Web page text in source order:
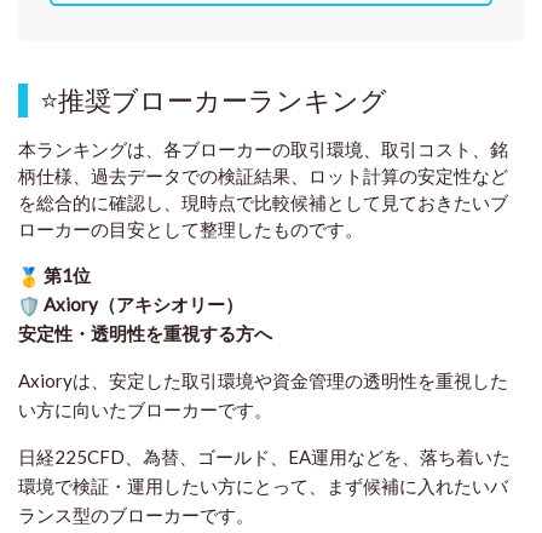
⭐推奨ブローカーランキング
本ランキングは、各ブローカーの取引環境、取引コスト、銘
柄仕様、過去データでの検証結果、ロット計算の安定性など
を総合的に確認し、現時点で比較候補として見ておきたいブ
ローカーの目安として整理したものです。
第1位
Axiory（アキシオリー）
安定性・透明性を重視する方へ
Axioryは、安定した取引環境や資金管理の透明性を重視した
い方に向いたブローカーです。
日経225CFD、為替、ゴールド、EA運用などを、落ち着いた
環境で検証・運用したい方にとって、まず候補に入れたいバ
ランス型のブローカーです。